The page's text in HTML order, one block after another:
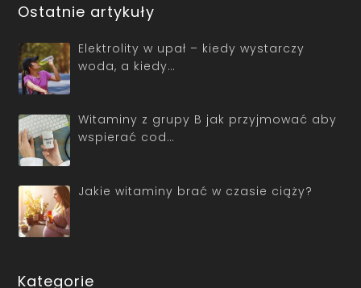
Ostatnie artykuły
Elektrolity w upał – kiedy wystarczy
woda, a kiedy…
Witaminy z grupy B jak przyjmować aby
wspierać cod…
Jakie witaminy brać w czasie ciąży?
Kategorie